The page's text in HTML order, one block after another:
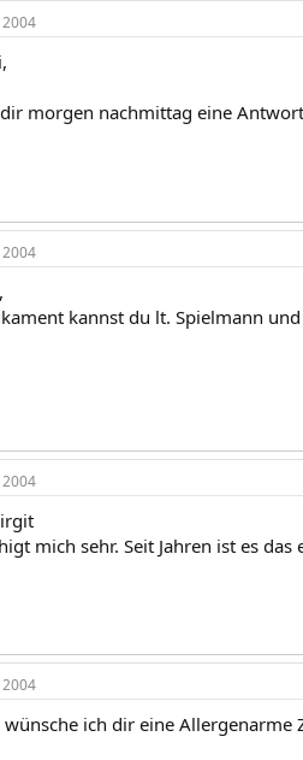
morgen nachmittag eine
kannst du lt. Spielmann
mich sehr. Seit Jahren ist es
wünsche ich dir eine Allergenarme